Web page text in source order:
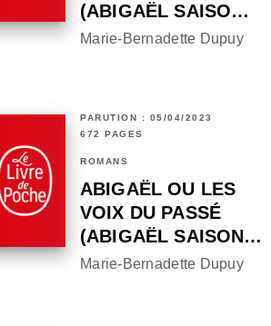
(ABIGAËL SAISO…
Marie-Bernadette Dupuy
PARUTION : 05/04/2023
672 PAGES
ROMANS
ABIGAËL OU LES
VOIX DU PASSÉ
(ABIGAËL SAISON…
Marie-Bernadette Dupuy